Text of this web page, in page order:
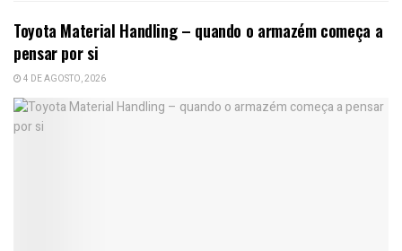
Toyota Material Handling – quando o armazém começa a
pensar por si
4 DE AGOSTO, 2026